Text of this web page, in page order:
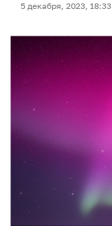
5 декабря, 2023, 18:33